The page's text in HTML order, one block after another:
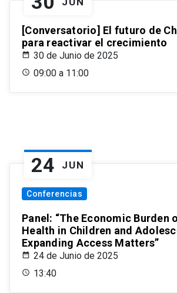
[Conversatorio] El futuro de
para reactivar el crecimiento
30 de Junio de 2025
09:00 a 11:00
24 JUN
Conferencias
Panel: “The Economic Burden
Health in Children and
Expanding Access Matters”
24 de Junio de 2025
13:40